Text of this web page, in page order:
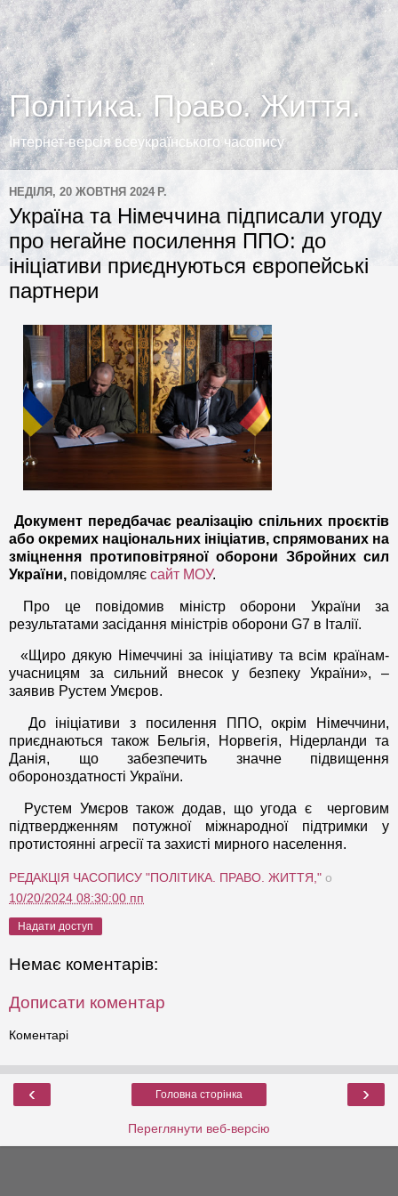
Політика. Право. Життя.
Інтернет-версія всеукраїнського часопису
НЕДІЛЯ, 20 ЖОВТНЯ 2024 Р.
Україна та Німеччина підписали угоду
про негайне посилення ППО: до
ініціативи приєднуються європейські
партнери
Документ передбачає реалізацію спільних проєктів
або окремих національних ініціатив, спрямованих на
зміцнення протиповітряної оборони Збройних сил
України, повідомляє сайт МОУ.
Про це повідомив міністр оборони України за
результатами засідання міністрів оборони G7 в Італії.
«Щиро дякую Німеччині за ініціативу та всім країнам-
учасницям за сильний внесок у безпеку України», –
заявив Рустем Умєров.
До ініціативи з посилення ППО, окрім Німеччини,
приєднаються також Бельгія, Норвегія, Нідерланди та
Данія, що забезпечить значне підвищення
обороноздатності України.
Рустем Умєров також додав, що угода є черговим
підтвердженням потужної міжнародної підтримки у
протистоянні агресії та захисті мирного населення.
РЕДАКЦІЯ ЧАСОПИСУ "ПОЛІТИКА. ПРАВО. ЖИТТЯ," о
10/20/2024 08:30:00 пп
Надати доступ
Немає коментарів:
Дописати коментар
Коментарі
‹ ›
Головна сторінка
Переглянути веб-версію